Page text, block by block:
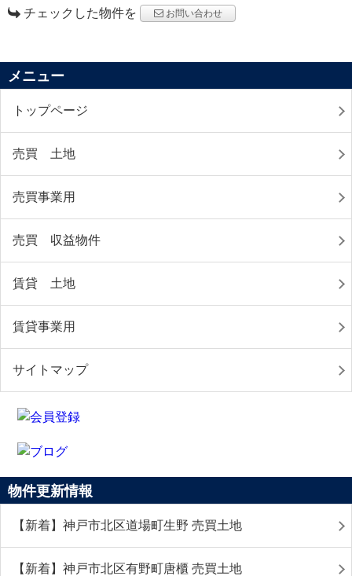
チェックした物件を お問い合わせ
メニュー
トップページ
売買 土地
売買事業用
売買 収益物件
賃貸 土地
賃貸事業用
サイトマップ
物件更新情報
【新着】神戸市北区道場町生野 売買土地
【新着】神戸市北区有野町唐櫃 売買土地